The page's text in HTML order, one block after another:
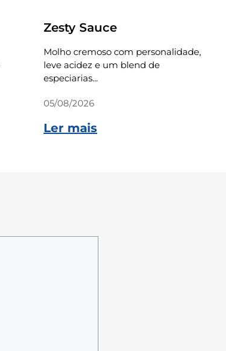
Zesty Sauce
Molho cremoso com personalidade,
leve acidez e um blend de
especiarias...
05/08/2026
Ler mais